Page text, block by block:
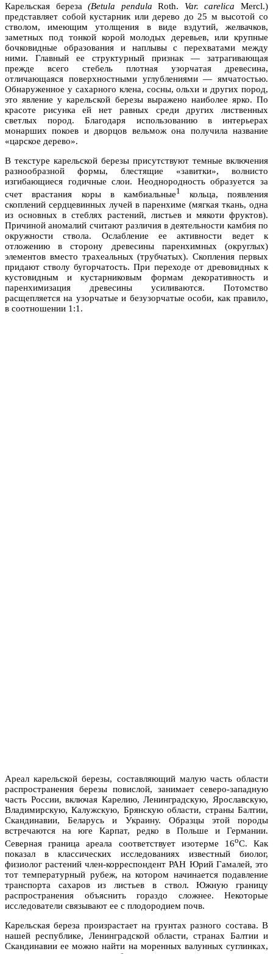
Карельская береза (Betula pendula Roth. Var. carelica Mercl.)
представляет собой кустарник или дерево до 25 м высотой со
стволом, имеющим утолщения в виде вздутий, желвачков,
заметных под тонкой корой молодых деревьев, или крупные
бочковидные образования и наплывы с перехватами между
ними. Главный ее структурный признак — затрагивающая
прежде всего стебель плотная узорчатая древесина,
отличающаяся поверхностными углублениями — ямчатостью.
Обнаруженное у сахарного клена, сосны, ольхи и других пород,
это явление у карельской березы выражено наиболее ярко. По
красоте рисунка ей нет равных среди других лиственных
светлых пород. Благодаря использованию в интерьерах
монарших покоев и дворцов вельмож она получила название
«царское дерево».
В текстуре карельской березы присутствуют темные включения
разнообразной формы, блестящие «завитки», волнисто
изгибающиеся годичные слои. Неоднородность образуется за
счет врастания коры в камбиальные1 кольца, появления
скоплений сердцевинных лучей в паренхиме (мягкая ткань, одна
из основных в стеблях растений, листьев и мякоти фруктов).
Причиной аномалий считают различия в деятельности камбия по
окружности ствола. Ослабление ее активности ведет к
отложению в сторону древесины паренхимных (округлых)
элементов вместо трахеальных (трубчатых). Скопления первых
придают стволу бугорчатость. При переходе от древовидных к
кустовидным и кустарниковым формам декоративность и
паренхимизация древесины усиливаются. Потомство
расщепляется на узорчатые и безузорчатые особи, как правило,
в соотношении 1:1.
Ареал карельской березы, составляющий малую часть области
распространения березы повислой, занимает северо-западную
часть России, включая Карелию, Ленинградскую, Ярославскую,
Владимирскую, Калужскую, Брянскую области, страны Балтии,
Скандинавии, Беларусь и Украину. Образцы этой породы
встречаются на юге Карпат, редко в Польше и Германии.
Северная граница ареала соответствует изотерме 16оС. Как
показал в классических исследованиях известный биолог,
физиолог растений член-корреспондент РАН Юрий Гамалей, это
тот температурный рубеж, на котором начинается подавление
транспорта сахаров из листьев в ствол. Южную границу
распространения объяснить гораздо сложнее. Некоторые
исследователи связывают ее с плодородием почв.
Карельская береза произрастает на грунтах разного состава. В
нашей республике, Ленинградской области, странах Балтии и
Скандинавии ее можно найти на моренных валунных суглинках,